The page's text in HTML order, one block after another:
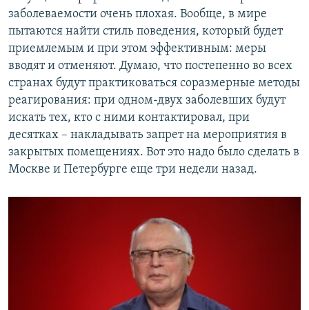
заболеваемости очень плохая. Вообще, в мире
пытаются найти стиль поведения, который будет
приемлемым и при этом эффективным: меры
вводят и отменяют. Думаю, что постепенно во всех
странах будут практиковаться соразмерные методы
реагирования: при одном-двух заболевших будут
искать тех, кто с ними контактировал, при
десятках – накладывать запрет на мероприятия в
закрытых помещениях. Вот это надо было сделать в
Москве и Петербурге еще три недели назад.